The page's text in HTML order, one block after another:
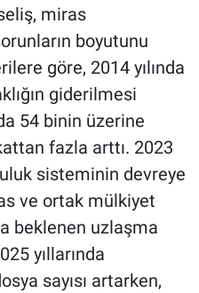
miras
boyutunu
göre, 2014 yılında
giderilmesi
54 binin üzerine
fazla arttı. 2023
sisteminin devreye
ve ortak mülkiyet
beklenen uzlaşma
yıllarında
sayısı artarken,